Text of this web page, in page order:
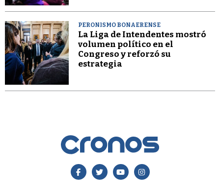
PERONISMO BONAERENSE
La Liga de Intendentes mostró
volumen político en el
Congreso y reforzó su
estrategia